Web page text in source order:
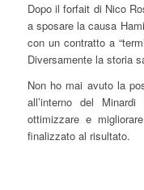
Dopo il forfait di Nico
a sposare la causa
con un contratto a
Diversamente la storia
Non ho mai avuto la
all’interno del
ottimizzare e
finalizzato al risultato.